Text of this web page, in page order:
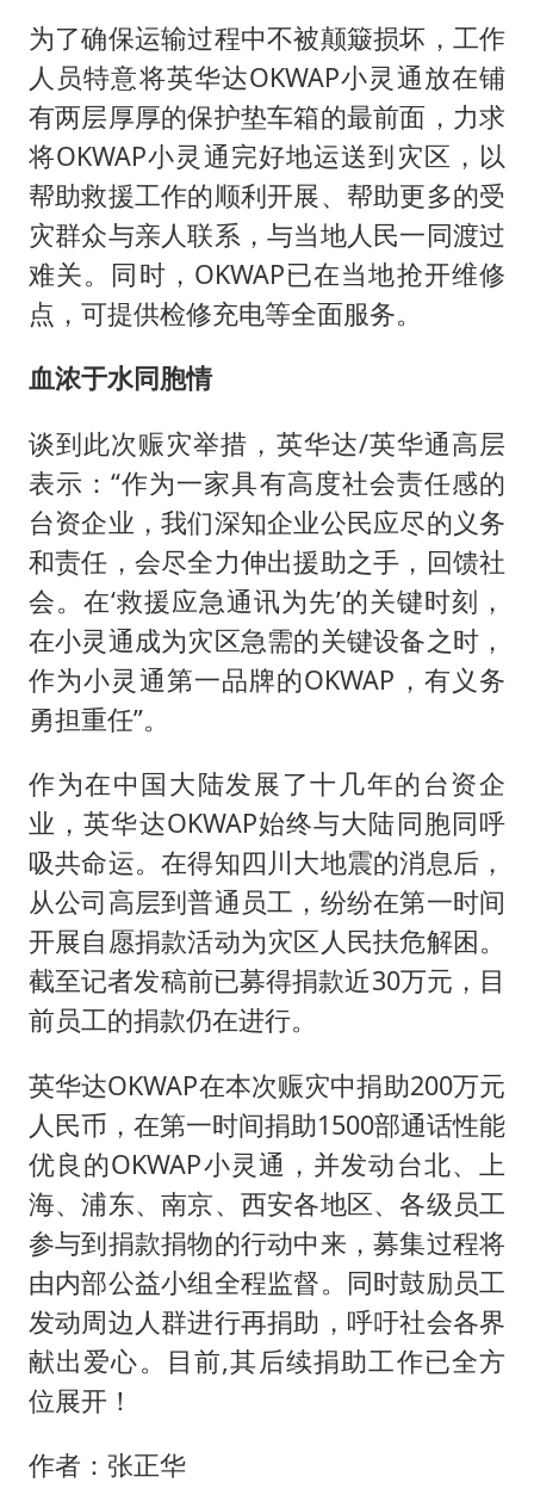
为了确保运输过程中不被颠簸损坏，工作
人员特意将英华达OKWAP小灵通放在铺
有两层厚厚的保护垫车箱的最前面，力求
将OKWAP小灵通完好地运送到灾区，以
帮助救援工作的顺利开展、帮助更多的受
灾群众与亲人联系，与当地人民一同渡过
难关。同时，OKWAP已在当地抢开维修
点，可提供检修充电等全面服务。
血浓于水同胞情
谈到此次赈灾举措，英华达/英华通高层
表示：“作为一家具有高度社会责任感的
台资企业，我们深知企业公民应尽的义务
和责任，会尽全力伸出援助之手，回馈社
会。在‘救援应急通讯为先’的关键时刻，
在小灵通成为灾区急需的关键设备之时，
作为小灵通第一品牌的OKWAP，有义务
勇担重任”。
作为在中国大陆发展了十几年的台资企
业，英华达OKWAP始终与大陆同胞同呼
吸共命运。在得知四川大地震的消息后，
从公司高层到普通员工，纷纷在第一时间
开展自愿捐款活动为灾区人民扶危解困。
截至记者发稿前已募得捐款近30万元，目
前员工的捐款仍在进行。
英华达OKWAP在本次赈灾中捐助200万元
人民币，在第一时间捐助1500部通话性能
优良的OKWAP小灵通，并发动台北、上
海、浦东、南京、西安各地区、各级员工
参与到捐款捐物的行动中来，募集过程将
由内部公益小组全程监督。同时鼓励员工
发动周边人群进行再捐助，呼吁社会各界
献出爱心。目前,其后续捐助工作已全方
位展开！
作者：张正华